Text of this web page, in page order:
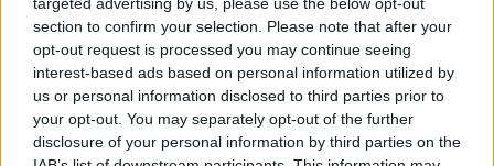
section to confirm your selection. Please note that after your
opt-out request is processed you may continue seeing
interest-based ads based on personal information utilized by
us or personal information disclosed to third parties prior to
your opt-out. You may separately opt-out of the further
disclosure of your personal information by third parties on the
versijų
Nauja diena
Paaiškino, kas vyksta dėl Seimo Kultūros